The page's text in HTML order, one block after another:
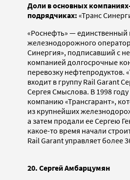
Доли в основных
подрядчиках: «Транс
«Роснефть» — единственный
железнодорожного
Синергия», подписавший с
компанией долгосрочные
перевозку нефтепродуктов.
входит в группу Rail Garant
Сергея Смыслова. В 1998
компанию «Трансгарант»,
из крупнейших
а затем продали ее Сергею
какое-то время начали
Rail Garant управляет более
20. Сергей Амбарцумян